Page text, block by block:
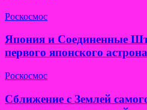
Роскосмос
Япония и Соединенные
первого японского
Роскосмос
Сближение с Землей